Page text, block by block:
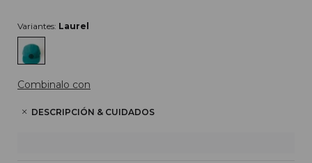
Variantes: Laurel
Combinalo con
DESCRIPCIÓN & CUIDADOS